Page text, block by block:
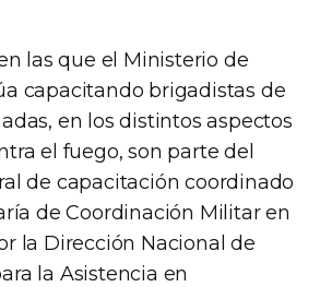
las que el Ministerio de
capacitando brigadistas de
en los distintos aspectos
el fuego, son parte del
de capacitación coordinado
de Coordinación Militar en
la Dirección Nacional de
la Asistencia en